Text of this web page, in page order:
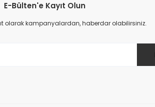
bulunuyor.
E-Bülten'e Kayıt Olun
olarak kampanyalardan, haberdar olabilirsiniz.